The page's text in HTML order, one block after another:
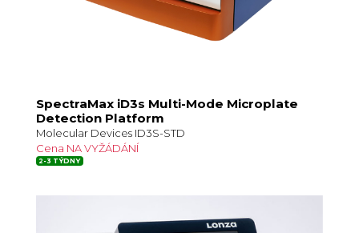
SpectraMax iD3s Multi-Mode Microplate
Detection Platform
Molecular Devices ID3S-STD
Cena NA VYŽÁDÁNÍ
2-3 TÝDNY